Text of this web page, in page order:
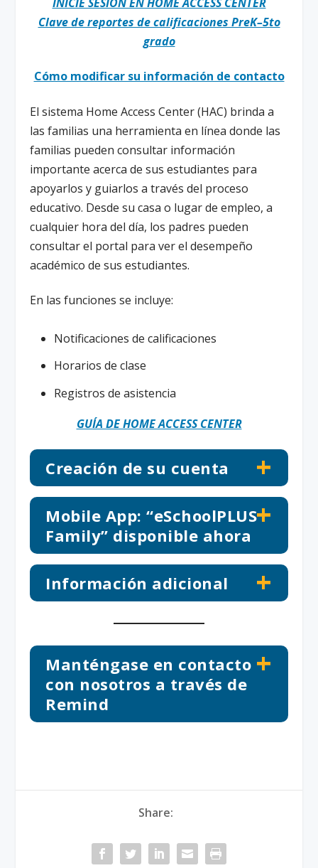
Clave de reportes de calificaciones PreK–5to
grado
Cómo modificar su información de contacto
El sistema Home Access Center (HAC) brinda a
las familias una herramienta en línea donde las
familias pueden consultar información
importante acerca de sus estudiantes para
apoyarlos y guiarlos a través del proceso
educativo. Desde su casa o lugar de empleo, a
cualquier hora del día, los padres pueden
consultar el portal para ver el desempeño
académico de sus estudiantes.
En las funciones se incluye:
Notificaciones de calificaciones
Horarios de clase
Registros de asistencia
GUÍA DE HOME ACCESS CENTER
Creación de su cuenta
Mobile App: “eSchoolPLUS
Family” disponible ahora
Información adicional
Manténgase en contacto
con nosotros a través de
Remind
Share: